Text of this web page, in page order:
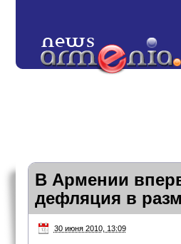
В Армении
дефляция в
30 июня 2010, 13:09